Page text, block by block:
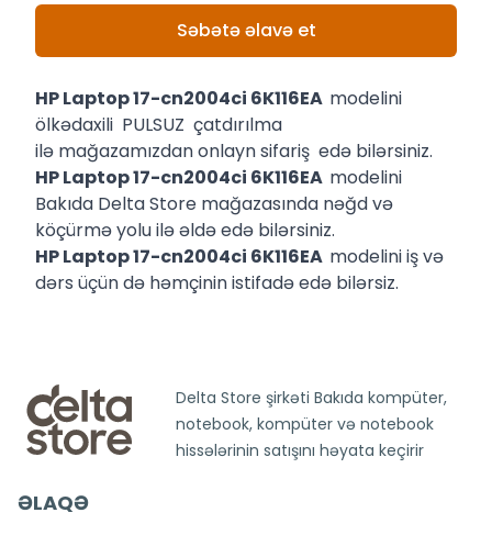
Səbətə əlavə et
HP Laptop 17-cn2004ci 6K116EA modelini
ölkədaxili PULSUZ çatdırılma
ilə mağazamızdan onlayn sifariş edə bilərsiniz.
HP Laptop 17-cn2004ci 6K116EA modelini
Bakıda Delta Store mağazasında nəğd və
köçürmə yolu ilə əldə edə bilərsiniz.
HP Laptop 17-cn2004ci 6K116EA modelini iş və
dərs üçün də həmçinin istifadə edə bilərsiz.
Delta Store şirkəti Bakıda kompüter,
notebook, kompüter və notebook
hissələrinin satışını həyata keçirir
ƏLAQƏ